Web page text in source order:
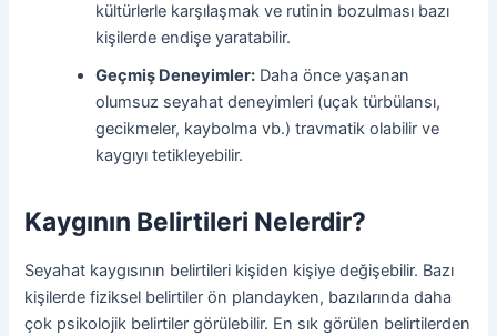
kültürlerle karşılaşmak ve rutinin bozulması bazı
kişilerde endişe yaratabilir.
Geçmiş Deneyimler: Daha önce yaşanan
olumsuz seyahat deneyimleri (uçak türbülansı,
gecikmeler, kaybolma vb.) travmatik olabilir ve
kaygıyı tetikleyebilir.
Kaygının Belirtileri Nelerdir?
Seyahat kaygısının belirtileri kişiden kişiye değişebilir. Bazı
kişilerde fiziksel belirtiler ön plandayken, bazılarında daha
çok psikolojik belirtiler görülebilir. En sık görülen belirtilerden